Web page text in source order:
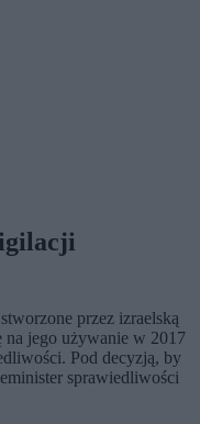
przez izraelską
na jego używanie w 2017
Pod decyzją, by
sprawiedliwości